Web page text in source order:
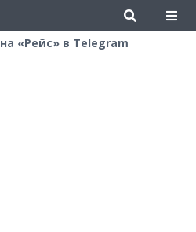
на «Рейс» в Telegram